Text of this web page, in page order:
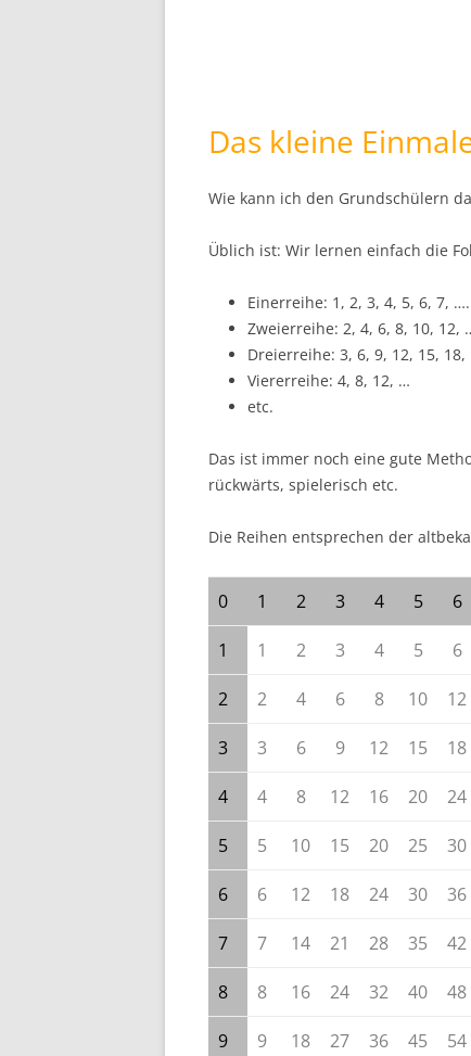
Das kleine
Wie kann ich den Grundschülern
Üblich ist: Wir lernen einfach die
Einerreihe: 1, 2, 3, 4, 5, 6, 7, ….
Zweierreihe: 2, 4, 6, 8, 10, 12,
Dreierreihe: 3, 6, 9, 12, 15, 18,
Viererreihe: 4, 8, 12, …
etc.
Das ist immer noch eine gute
rückwärts, spielerisch etc.
Die Reihen entsprechen der
0 1 2 3 4 5 6
1 1 2 3 4 5 6
2 2 4 6 8 10 12
3 3 6 9 12 15 18
4 4 8 12 16 20 24
5 5 10 15 20 25 30
6 6 12 18 24 30 36
7 7 14 21 28 35 42
8 8 16 24 32 40 48
9 9 18 27 36 45 54